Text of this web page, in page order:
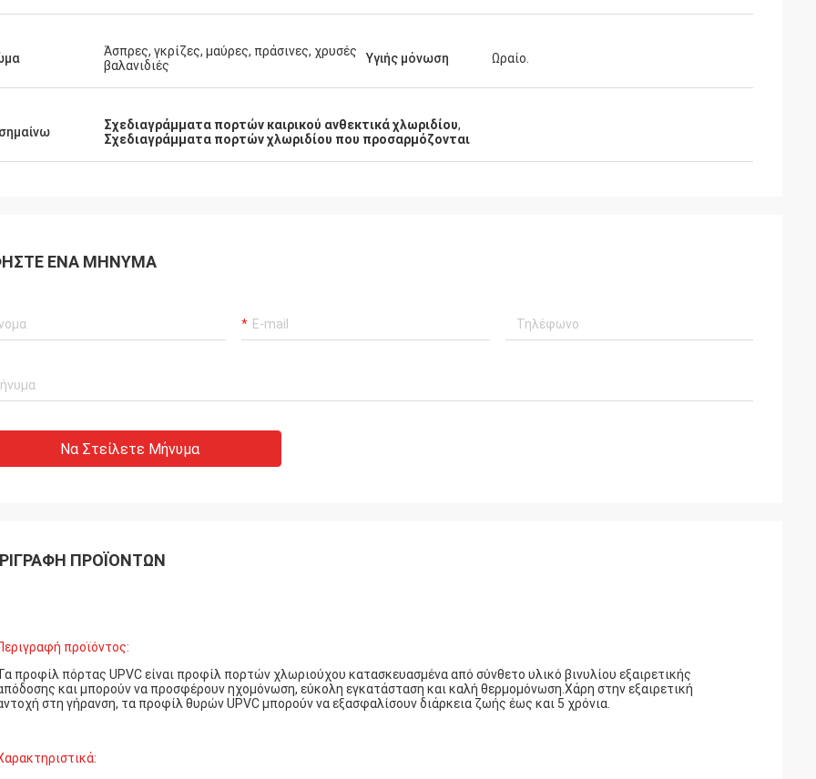
Άσπρες, γκρίζες, μαύρες, πράσινες, χρυσές
βαλανιδιές
Υγιής μόνωση Ωραίο.
Σχεδιαγράμματα πορτών καιρικού ανθεκτικά χλωριδίου,
Σχεδιαγράμματα πορτών χλωριδίου που προσαρμόζονται
ΈΝΑ ΜΉΝΥΜΑ
Να Στείλετε Μήνυμα
ΠΡΟΪΌΝΤΩΝ
προϊόντος:
προφίλ πόρτας UPVC είναι προφίλ πορτών χλωριούχου κατασκευασμένα από σύνθετο υλικό βινυλίου εξαιρετικής
και μπορούν να προσφέρουν ηχομόνωση, εύκολη εγκατάσταση και καλή θερμομόνωση.Χάρη στην εξαιρετική
στη γήρανση, τα προφίλ θυρών UPVC μπορούν να εξασφαλίσουν διάρκεια ζωής έως και 5 χρόνια.